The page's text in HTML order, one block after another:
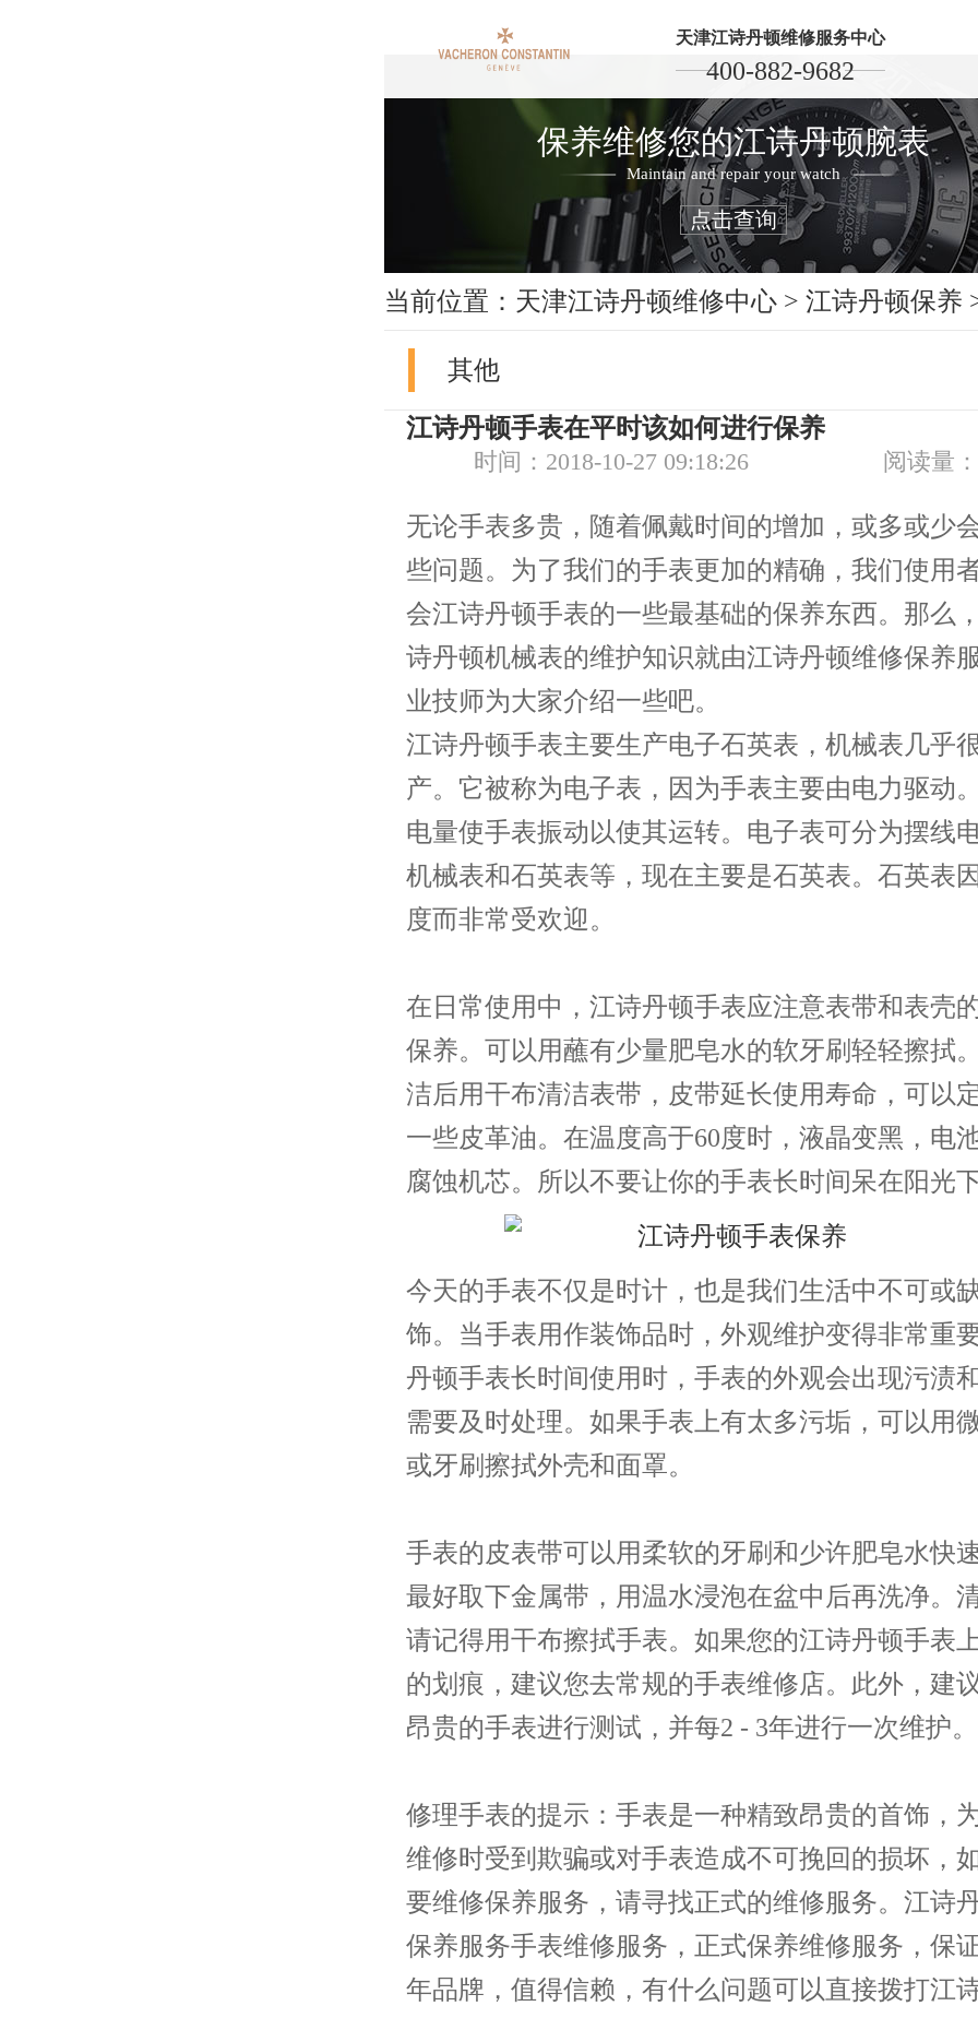
天津江诗丹顿维修服务中心
400-882-9682
保养维修您的江诗丹顿腕表
Maintain and repair your watch
点击查询
当前位置： 天津江诗丹顿维修中心 > 江诗丹顿保养
其他
江诗丹顿手表在平时该如何进行保养
时间：2018-10-27 09:18:26 阅读量
无论手表多贵，随着佩戴时间的增加，或多或少
些问题。为了我们的手表更加的精确，我们使用
会江诗丹顿手表的一些最基础的保养东西。那么
诗丹顿机械表的维护知识就由江诗丹顿维修保养
业技师为大家介绍一些吧。
江诗丹顿手表主要生产电子石英表，机械表几乎
产。它被称为电子表，因为手表主要由电力驱动
电量使手表振动以使其运转。电子表可分为摆线
机械表和石英表等，现在主要是石英表。石英表
度而非常受欢迎。
在日常使用中，江诗丹顿手表应注意表带和表壳
保养。可以用蘸有少量肥皂水的软牙刷轻轻擦拭
洁后用干布清洁表带，皮带延长使用寿命，可以
一些皮革油。在温度高于60度时，液晶变黑，电
腐蚀机芯。所以不要让你的手表长时间呆在阳光下
今天的手表不仅是时计，也是我们生活中不可或
饰。当手表用作装饰品时，外观维护变得非常重
丹顿手表长时间使用时，手表的外观会出现污渍
需要及时处理。如果手表上有太多污垢，可以用
或牙刷擦拭外壳和面罩。
手表的皮表带可以用柔软的牙刷和少许肥皂水快速
最好取下金属带，用温水浸泡在盆中后再洗净。
请记得用干布擦拭手表。如果您的江诗丹顿手表
的划痕，建议您去常规的手表维修店。此外，建
昂贵的手表进行测试，并每2 - 3年进行一次维护。
修理手表的提示：手表是一种精致昂贵的首饰，
维修时受到欺骗或对手表造成不可挽回的损坏，
要维修保养服务，请寻找正式的维修服务。江诗
保养服务手表维修服务，正式保养维修服务，保
年品牌，值得信赖，有什么问题可以直接拨打江